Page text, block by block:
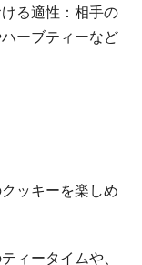
る適性：相手の
ーブティーなど
ッキーを楽しめ
ィータイムや、